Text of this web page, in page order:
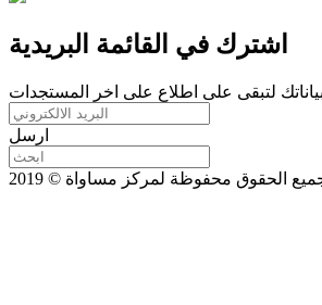
اشترك في القائمة البريدية
لتبقى على اطلاع على اخر المستجدات
ارسل
الحقوق محفوظة لمركز مساواة © 2019